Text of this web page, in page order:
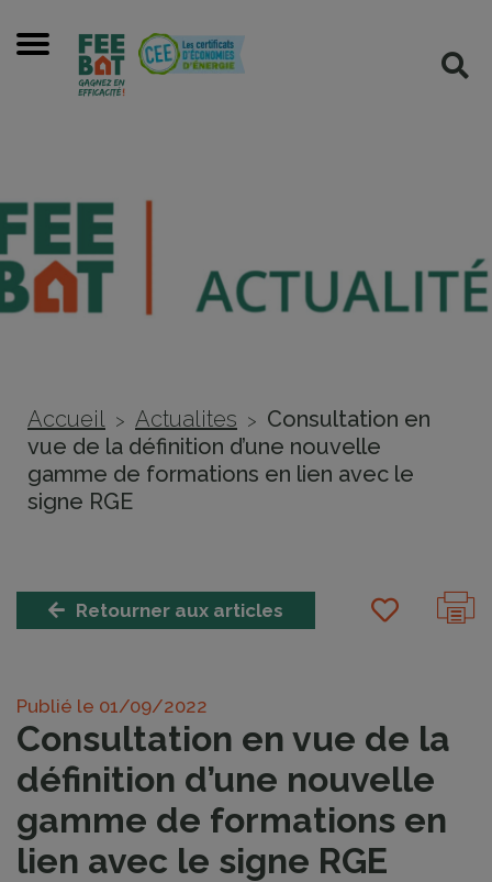
Menu
Accueil > Actualites > Consultation en
vue de la définition d’une nouvelle
gamme de formations en lien avec le
signe RGE
Retourner aux articles
Publié le 01/09/2022
Consultation en vue de la
définition d’une nouvelle
gamme de formations en
lien avec le signe RGE